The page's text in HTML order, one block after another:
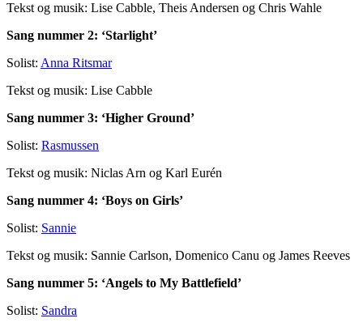
Tekst og musik: Lise Cabble, Theis Andersen og Chris Wahle
Sang nummer 2: ‘Starlight’
Solist: Anna Ritsmar
Tekst og musik: Lise Cabble
Sang nummer 3: ‘Higher Ground’
Solist: Rasmussen
Tekst og musik: Niclas Arn og Karl Eurén
Sang nummer 4: ‘Boys on Girls’
Solist: Sannie
Tekst og musik: Sannie Carlson, Domenico Canu og James Reeves
Sang nummer 5: ‘Angels to My Battlefield’
Solist: Sandra